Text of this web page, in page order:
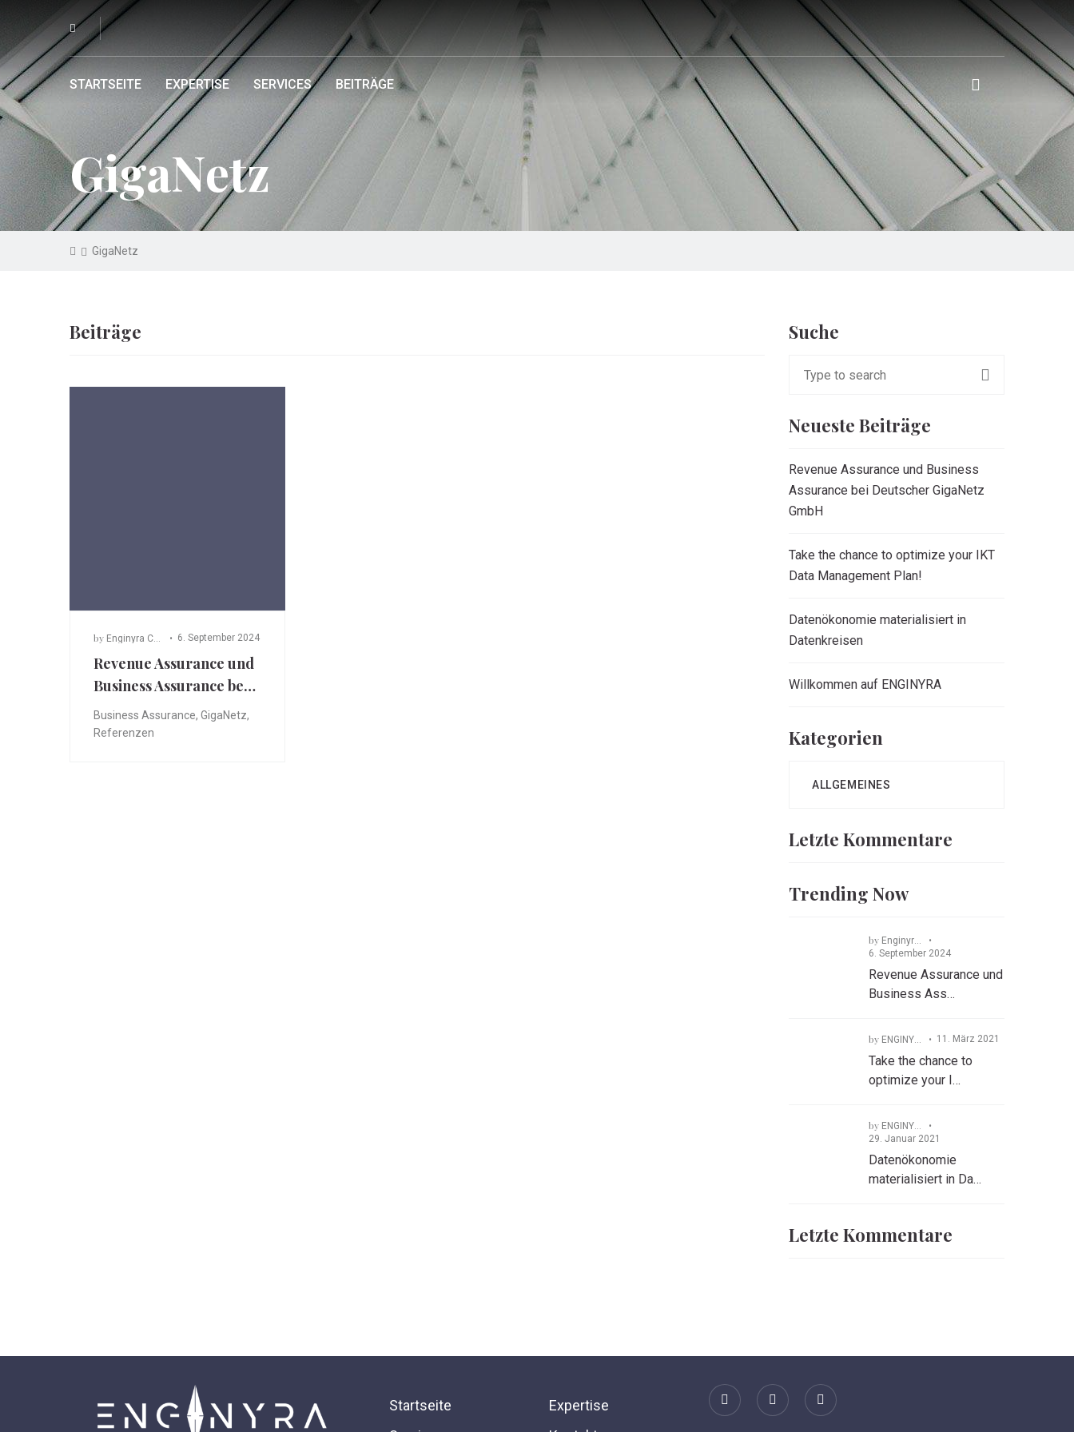
STARTSEITE EXPERTISE SERVICES BEITRÄGE
GigaNetz
GigaNetz
Beiträge
by Enginyra Consulting 6. September 2024
Revenue Assurance und
Business Assurance be…
Business Assurance, GigaNetz,
Referenzen
Suche
Neueste Beiträge
Revenue Assurance und Business
Assurance bei Deutscher GigaNetz
GmbH
Take the chance to optimize your IKT
Data Management Plan!
Datenökonomie materialisiert in
Datenkreisen
Willkommen auf ENGINYRA
Kategorien
ALLGEMEINES
Letzte Kommentare
Trending Now
by Enginyra Consulting
6. September 2024
Revenue Assurance und
Business Ass…
by ENGINYRA GmbH 11. März 2021
Take the chance to
optimize your I…
by ENGINYRA GmbH
29. Januar 2021
Datenökonomie
materialisiert in Da…
Letzte Kommentare
Startseite
Expertise